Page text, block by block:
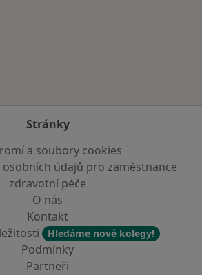
Stránky
a soubory cookies
osobních údajů pro zaměstnance
zdravotní péče
O nás
Kontakt
Hledáme nové kolegy!
Podmínky
Partneři